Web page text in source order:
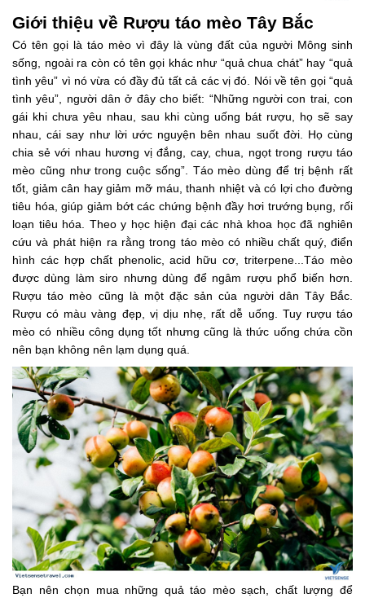
Giới thiệu về Rượu táo mèo Tây Bắc
Có tên gọi là táo mèo vì đây là vùng đất của người Mông sinh
sống, ngoài ra còn có tên gọi khác như “quả chua chát” hay “quả
tình yêu” vì nó vừa có đầy đủ tất cả các vị đó. Nói về tên gọi “quả
tình yêu”, người dân ở đây cho biết: “Những người con trai, con
gái khi chưa yêu nhau, sau khi cùng uống bát rượu, họ sẽ say
nhau, cái say như lời ước nguyện bên nhau suốt đời. Họ cùng
chia sẻ với nhau hương vị đắng, cay, chua, ngọt trong rượu táo
mèo cũng như trong cuộc sống”. Táo mèo dùng để trị bệnh rất
tốt, giảm cân hay giảm mỡ máu, thanh nhiệt và có lợi cho đường
tiêu hóa, giúp giảm bớt các chứng bệnh đầy hơi trướng bụng, rối
loạn tiêu hóa. Theo y học hiện đại các nhà khoa học đã nghiên
cứu và phát hiện ra rằng trong táo mèo có nhiều chất quý, điển
hình các hợp chất phenolic, acid hữu cơ, triterpene...Táo mèo
được dùng làm siro nhưng dùng để ngâm rượu phổ biến hơn.
Rượu táo mèo cũng là một đặc sản của người dân Tây Bắc.
Rượu có màu vàng đẹp, vị dịu nhẹ, rất dễ uống. Tuy rượu táo
mèo có nhiều công dụng tốt nhưng cũng là thức uống chứa cồn
nên bạn không nên lạm dụng quá.
Bạn nên chọn mua những quả táo mèo sạch, chất lượng để